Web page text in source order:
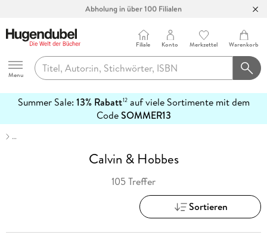
Abholung in über 100 Filialen
Hugendubel
Menu
Filiale Konto Merkzettel Warenkorb
Summer Sale: 13% Rabatt12auf viele Sortimente mit dem
CodeSOMMER13
erfahren
…
Calvin & Hobbes
105 Treffer
Sortieren